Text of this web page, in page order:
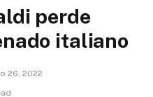
perde
italiano
26, 2022